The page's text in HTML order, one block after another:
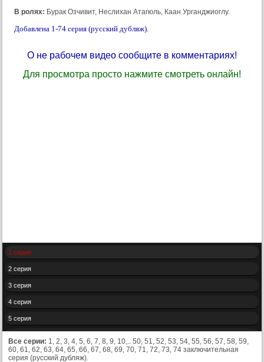
В ролях: Бурак Озчивит, Неслихан Атагюль, Каан Урганджиоглу.
Добавлена 1-74 серия (русский дубляж).
О не рабочем видео сообщите в комментариях!
Для просмотра просто нажмите смотреть онлайн!
1 серия
2 серия
3 серия
4 серия
5 серия
7 серия
Все серии: 1, 2, 3, 4, 5, 6, 7, 8, 9, 10,.. 50, 51, 52, 53, 54, 55, 56, 57, 58, 59,
60, 61, 62, 63, 64, 65, 66, 67, 68, 69, 70, 71, 72, 73, 74 заключительная
серия (русский дубляж).